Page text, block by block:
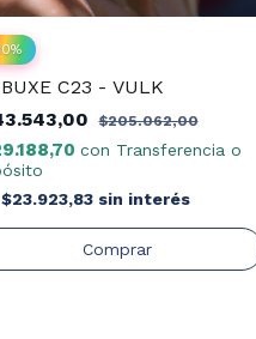
%
C23 - VULK
$205.062,00
con Transferencia o
$23.923,83 sin interés